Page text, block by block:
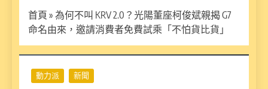
首頁 » 為何不叫 KRV 2.0？光陽董座柯俊斌親揭 G7
命名由來，邀請消費者免費試乘「不怕貨比貨」
動力派 新聞